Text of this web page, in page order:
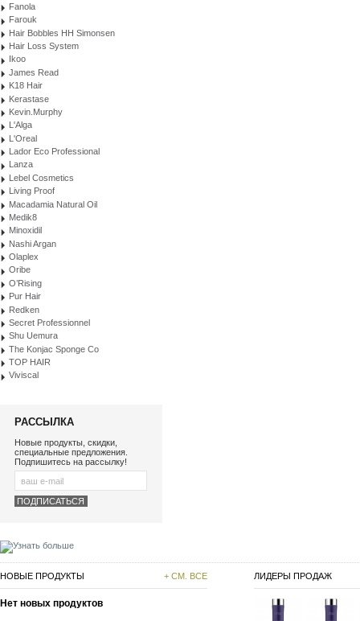
Fanola
Farouk
Hair Bobbles HH Simonsen
Hair Loss System
Ikoo
James Read
K18 Hair
Kerastase
Kevin.Murphy
L'Alga
L'Oreal
Lador Eco Professional
Lanza
Lebel Cosmetics
Living Proof
Macadamia Natural Oil
Medik8
Minoxidil
Nashi Argan
Olaplex
Oribe
O’Rising
Pur Hair
Redken
Secret Professionnel
Shu Uemura
The Konjac Sponge Co
TOP HAIR
Viviscal
РАССЫЛКА
Новые продукты, скидки,
специальные предложения.
Подпишитесь на рассылку!
НОВЫЕ ПРОДУКТЫ + СМ. ВСЕ
Нет новых продуктов
ЛИДЕРЫ ПРОДАЖ